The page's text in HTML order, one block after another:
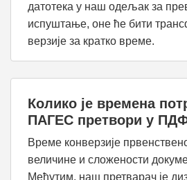
датотека у наш одељак за
испуштање, оне ће бити
верзије за кратко време.
Колико је времена
ПАГЕС претвори у
Време конверзије
величине и сложености
Међутим, наш претварач је